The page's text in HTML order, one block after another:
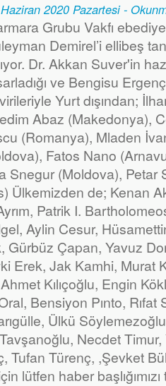
2020 Pazartesi -
Grubu Vakfı
Demirel’i ellibeş
Dr. Akkan Suver'in
ve Bengisu
Yurt dışından;
Abaz (Makedonya),
(Romanya), Mladen
Fatos Nano
Snegur (Moldova), Petar
Ülkemizden de; Kenan
Patrik I.
Aylin Cesur,
Gürbüz Çapan, Yavuz
Erek, Jak Kamhi, Murat
Kılıçoğlu, Engin
Bensiyon Pınto, Rıfat
Ülkü
Necdet
Tufan Türenç, ,Şevket
lütfen haber başlığımızı